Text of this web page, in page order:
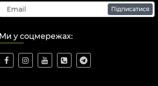
Підписатися
Ми у соцмережах: